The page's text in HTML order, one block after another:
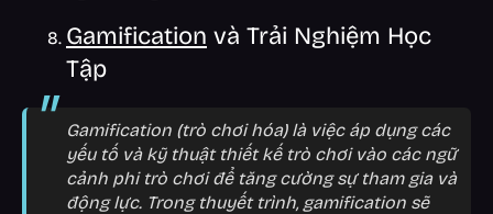
Gamification và Trải Nghiệm Học
Tập
Gamification (trò chơi hóa) là việc áp dụng các
yếu tố và kỹ thuật thiết kế trò chơi vào các ngữ
cảnh phi trò chơi để tăng cường sự tham gia và
động lực. Trong thuyết trình, gamification sẽ